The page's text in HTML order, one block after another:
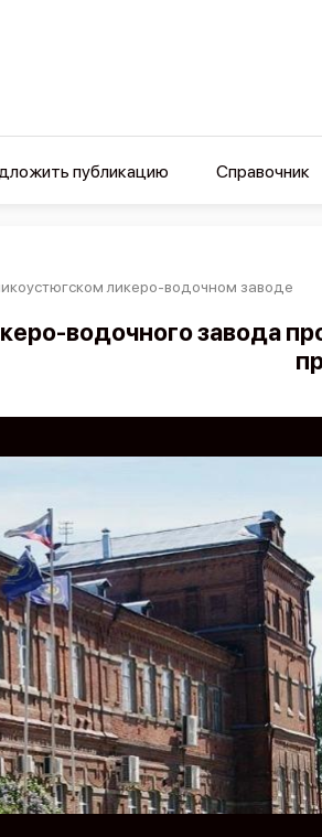
публикацию Справочник
ликеро-водочном заводе
водочного завода